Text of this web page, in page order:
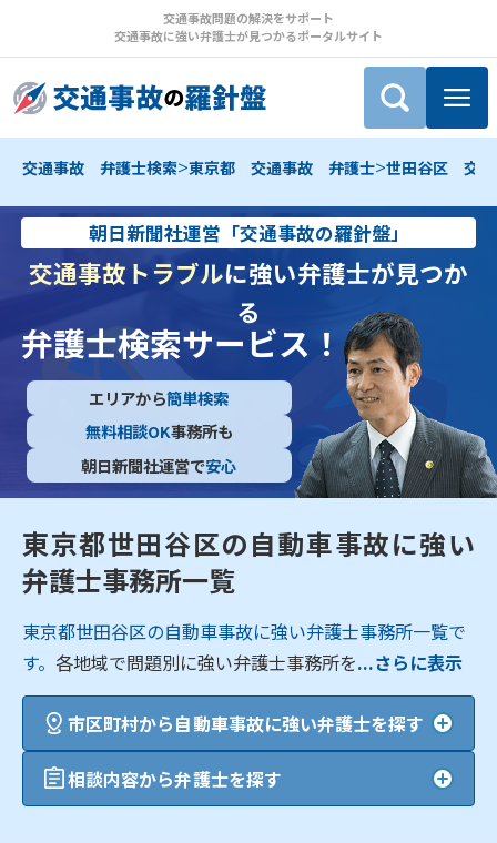
交通事故問題の解決をサポート
交通事故に強い弁護士が見つかるポータルサイト
交通事故 弁護士検索>東京都 交通事故 弁護士>世田谷区 交
朝日新聞社運営「交通事故の羅針盤」
交通事故トラブルに強い弁護士が見つか
る
弁護士検索サービス！
エリアから簡単検索
無料相談OK事務所も
朝日新聞社運営で安心
東京都世田谷区の自動車事故に強い
弁護士事務所一覧
東京都世田谷区の自動車事故に強い弁護士事務所一覧で
す。各地域で問題別に強い弁護士事務所を...さらに表示
市区町村から自動車事故に強い弁護士を探す
相談内容から弁護士を探す